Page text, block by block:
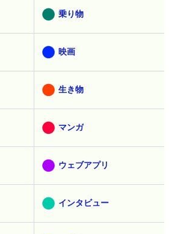
乗り物
映画
生き物
マンガ
ウェブアプリ
インタビュー